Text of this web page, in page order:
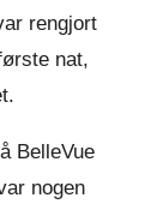
rengjort
nat,
BelleVue
nogen